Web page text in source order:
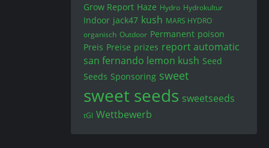
Grow Report Haze Hydro Hydrokultur
Indoor jack47 kush MARS HYDRO
organisch Outdoor Permanent poison
Preis Preise prizes report automatic
san fernando lemon kush Seed
Seeds Sponsoring sweet
sweet seeds sweetseeds
tGl Wettbewerb